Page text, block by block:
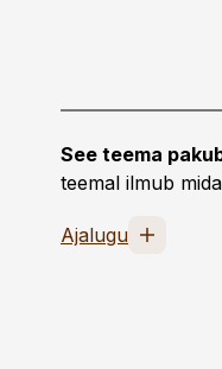
See teema
teemal ilmub
Ajalugu